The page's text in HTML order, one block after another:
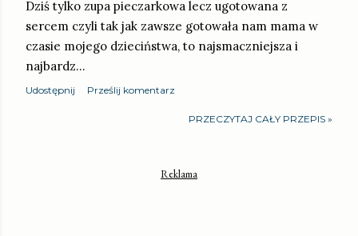
Dziś tylko zupa pieczarkowa lecz ugotowana z
sercem czyli tak jak zawsze gotowała nam mama w
czasie mojego dzieciństwa, to najsmaczniejsza i
najbardz…
Udostępnij Prześlij komentarz
PRZECZYTAJ CAŁY PRZEPIS »